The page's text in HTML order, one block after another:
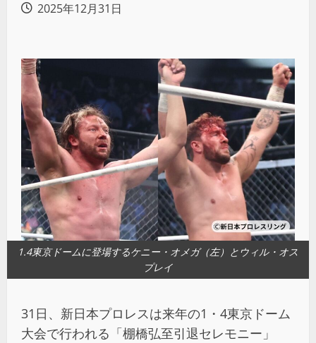
2025年12月31日
1.4東京ドームに登場するケニー・オメガ（左）とウィル・オス
プレイ
31日、新日本プロレスは来年の1・4東京ドーム
大会で行われる「棚橋弘至引退セレモニー」